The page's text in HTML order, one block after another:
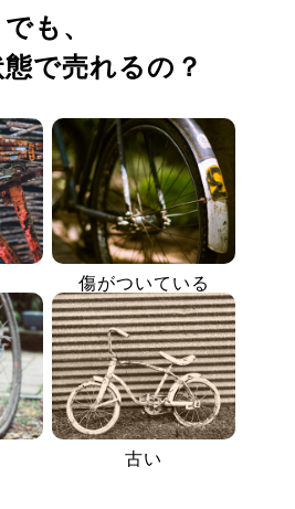
でも、
で売れるの？
傷がついている
古い